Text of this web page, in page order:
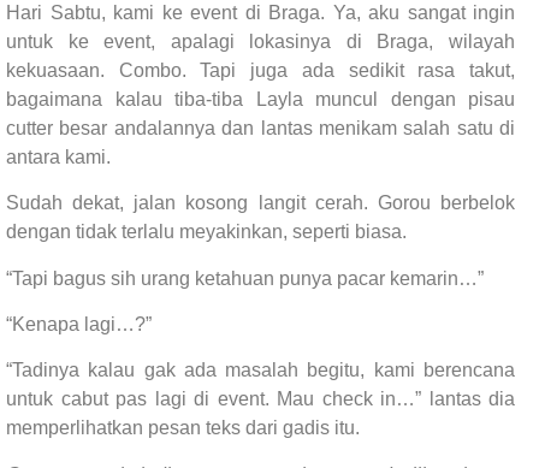
Hari Sabtu, kami ke event di Braga. Ya, aku sangat ingin
untuk ke event, apalagi lokasinya di Braga, wilayah
kekuasaan. Combo. Tapi juga ada sedikit rasa takut,
bagaimana kalau tiba-tiba Layla muncul dengan pisau
cutter besar andalannya dan lantas menikam salah satu di
antara kami.
Sudah dekat, jalan kosong langit cerah. Gorou berbelok
dengan tidak terlalu meyakinkan, seperti biasa.
“Tapi bagus sih urang ketahuan punya pacar kemarin…”
“Kenapa lagi…?”
“Tadinya kalau gak ada masalah begitu, kami berencana
untuk cabut pas lagi di event. Mau check in…” lantas dia
memperlihatkan pesan teks dari gadis itu.